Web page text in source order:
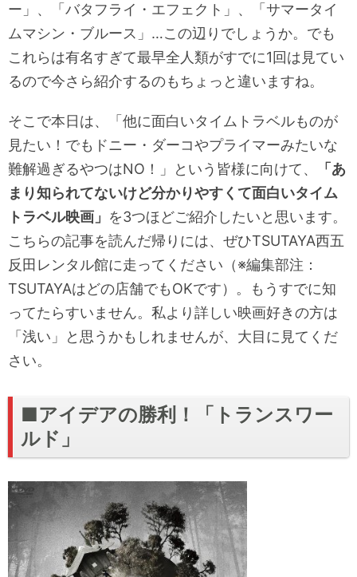
ー」、「バタフライ・エフェクト」、「サマータイ
ムマシン・ブルース」…この辺りでしょうか。でも
これらは有名すぎて最早全人類がすでに1回は見てい
るので今さら紹介するのもちょっと違いますね。
そこで本日は、「他に面白いタイムトラベルものが
見たい！でもドニー・ダーコやプライマーみたいな
難解過ぎるやつはNO！」という皆様に向けて、
「あ
まり知られてないけど分かりやすくて面白いタイム
トラベル映画」 を3つほどご紹介したいと思います。
こちらの記事を読んだ帰りには、ぜひTSUTAYA西五
反田レンタル館に走ってください（※編集部注：
TSUTAYAはどの店舗でもOKです）。もうすでに知
ってたらすいません。私より詳しい映画好きの方は
「浅い」と思うかもしれませんが、大目に見てくだ
さい。
■アイデアの勝利！「トランスワー
ルド」